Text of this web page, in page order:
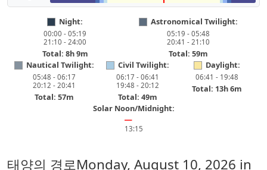
Night:
00:00 - 05:19
21:10 - 24:00
Total: 8h 9m
Astronomical Twilight:
05:19 - 05:48
20:41 - 21:10
Total: 59m
Nautical Twilight:
05:48 - 06:17
20:12 - 20:41
Total: 57m
Civil Twilight:
06:17 - 06:41
19:48 - 20:12
Total: 49m
Daylight:
06:41 - 19:48
Total: 13h 6m
Solar Noon/Midnight:
━
13:15
태양의 경로Monday, August 10, 2026 in